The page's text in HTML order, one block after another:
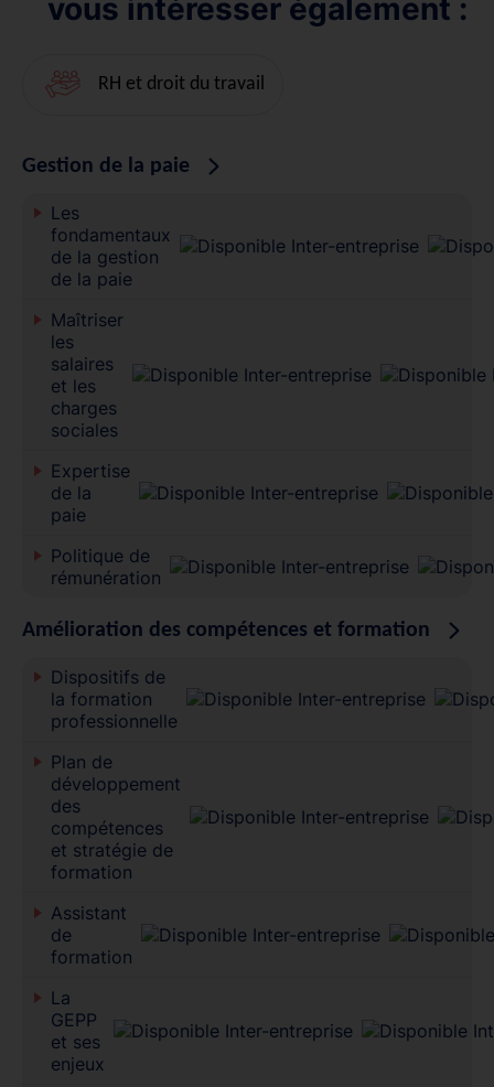
vous intéresser également :
RH et droit du travail
Gestion de la paie
Les
fondamentaux
de la gestion
de la paie
Maîtriser
les
salaires
et les
charges
sociales
Expertise
de la
paie
Politique de
rémunération
Amélioration des compétences et formation
Dispositifs de
la formation
professionnelle
Plan de
développement
des
compétences
et stratégie de
formation
Assistant
de
formation
La
GEPP
et ses
enjeux